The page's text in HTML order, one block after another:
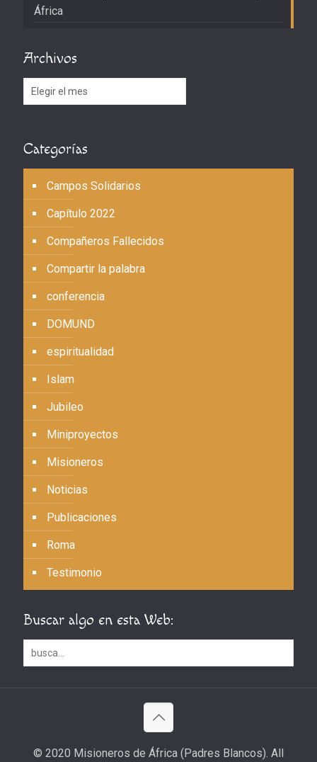
África
Archivos
Archivos
Categorías
Campos Solidarios
Capítulo 2022
Compañeros Fallecidos
Compartir la palabra
conferencia
DOMUND
espiritualidad
Islam
Jubileo
Miniproyectos
Misioneros
Noticias
Publicaciones
Roma
Testimonio
Buscar algo en esta Web:
© 2020 Misioneros de África (Padres Blancos). All